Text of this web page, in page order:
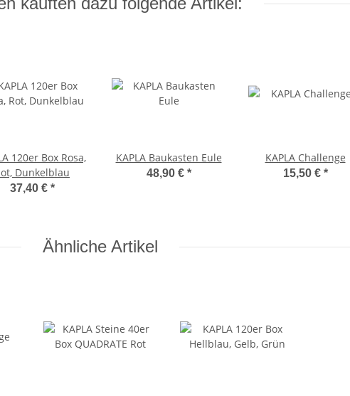
120er Box Rosa,
Dunkelblau
37,40 € *
KAPLA Baukasten Eule
48,90 € *
KAPLA Challenge
15,50 € *
Ähnliche Artikel